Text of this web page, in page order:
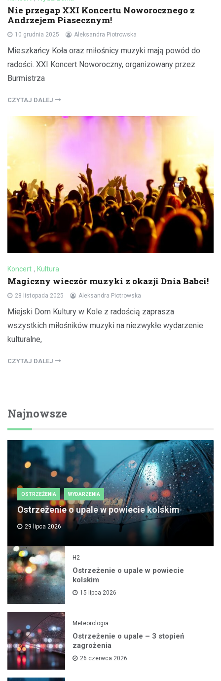
Nie przegap XXI Koncertu Noworocznego z
Andrzejem Piasecznym!
10 grudnia 2025 Aleksandra Piotrowska
Mieszkańcy Koła oraz miłośnicy muzyki mają powód do
radości. XXI Koncert Noworoczny, organizowany przez
Burmistrza
CZYTAJ DALEJ
Koncert , Kultura
Magiczny wieczór muzyki z okazji Dnia Babci!
28 listopada 2025 Aleksandra Piotrowska
Miejski Dom Kultury w Kole z radością zaprasza
wszystkich miłośników muzyki na niezwykłe wydarzenie
kulturalne,
CZYTAJ DALEJ
Najnowsze
OSTRZEŻENIA WYDARZENIA
Ostrzeżenie o upale w powiecie kolskim
29 lipca 2026
H2
Ostrzeżenie o upale w powiecie
kolskim
15 lipca 2026
Meteorologia
Ostrzeżenie o upale – 3 stopień
zagrożenia
26 czerwca 2026